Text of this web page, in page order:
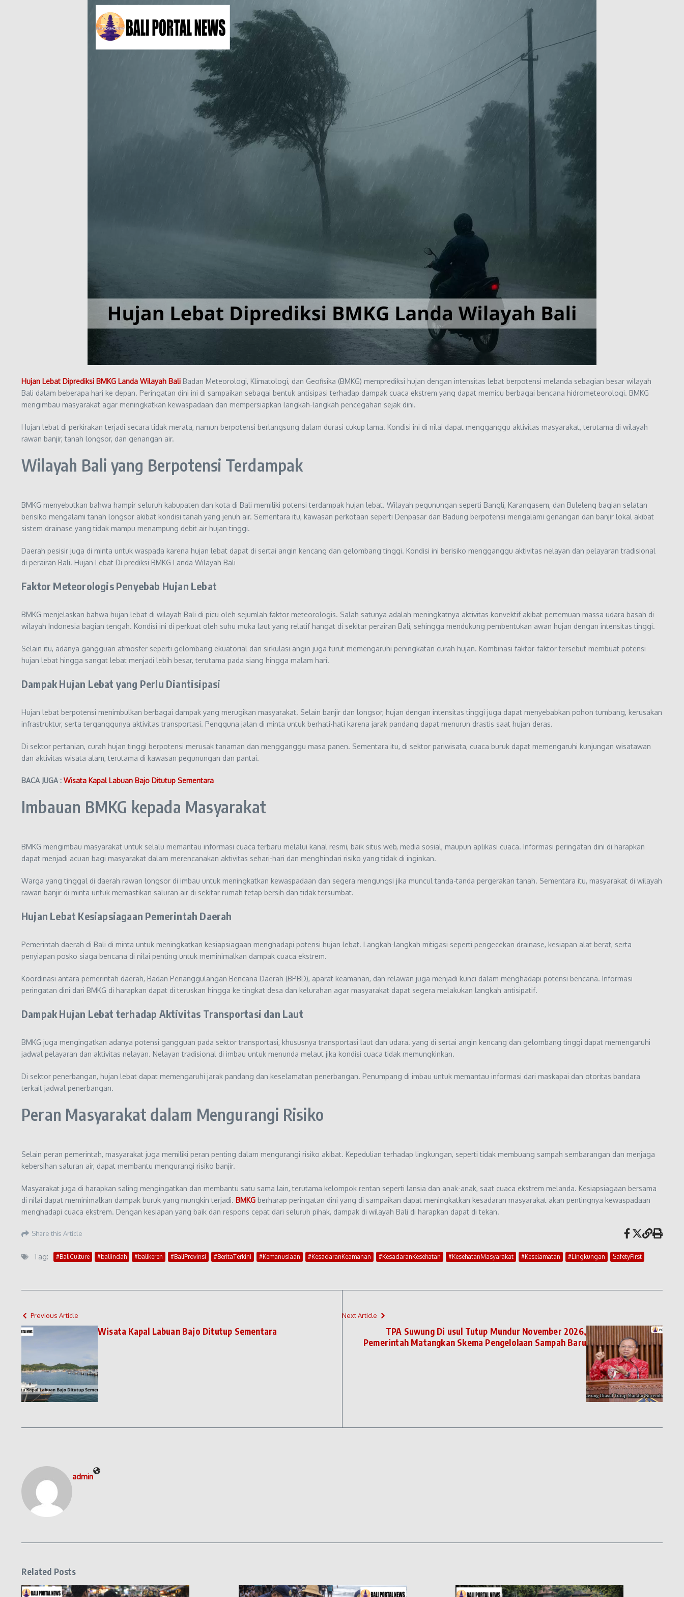
Hujan Lebat Diprediksi BMKG Landa Wilayah Bali Badan Meteorologi, Klimatologi, dan Geofisika (BMKG) memprediksi hujan dengan intensitas lebat berpotensi melanda sebagian besar wilayah
Bali dalam beberapa hari ke depan. Peringatan dini ini di sampaikan sebagai bentuk antisipasi terhadap dampak cuaca ekstrem yang dapat memicu berbagai bencana hidrometeorologi. BMKG
mengimbau masyarakat agar meningkatkan kewaspadaan dan mempersiapkan langkah-langkah pencegahan sejak dini.
Hujan lebat di perkirakan terjadi secara tidak merata, namun berpotensi berlangsung dalam durasi cukup lama. Kondisi ini di nilai dapat mengganggu aktivitas masyarakat, terutama di wilayah
rawan banjir, tanah longsor, dan genangan air.
Wilayah Bali yang Berpotensi Terdampak
BMKG menyebutkan bahwa hampir seluruh kabupaten dan kota di Bali memiliki potensi terdampak hujan lebat. Wilayah pegunungan seperti Bangli, Karangasem, dan Buleleng bagian selatan
berisiko mengalami tanah longsor akibat kondisi tanah yang jenuh air. Sementara itu, kawasan perkotaan seperti Denpasar dan Badung berpotensi mengalami genangan dan banjir lokal akibat
sistem drainase yang tidak mampu menampung debit air hujan tinggi.
Daerah pesisir juga di minta untuk waspada karena hujan lebat dapat di sertai angin kencang dan gelombang tinggi. Kondisi ini berisiko mengganggu aktivitas nelayan dan pelayaran tradisional
di perairan Bali. Hujan Lebat Di prediksi BMKG Landa Wilayah Bali
Faktor Meteorologis Penyebab Hujan Lebat
BMKG menjelaskan bahwa hujan lebat di wilayah Bali di picu oleh sejumlah faktor meteorologis. Salah satunya adalah meningkatnya aktivitas konvektif akibat pertemuan massa udara basah di
wilayah Indonesia bagian tengah. Kondisi ini di perkuat oleh suhu muka laut yang relatif hangat di sekitar perairan Bali, sehingga mendukung pembentukan awan hujan dengan intensitas tinggi.
Selain itu, adanya gangguan atmosfer seperti gelombang ekuatorial dan sirkulasi angin juga turut memengaruhi peningkatan curah hujan. Kombinasi faktor-faktor tersebut membuat potensi
hujan lebat hingga sangat lebat menjadi lebih besar, terutama pada siang hingga malam hari.
Dampak Hujan Lebat yang Perlu Diantisipasi
Hujan lebat berpotensi menimbulkan berbagai dampak yang merugikan masyarakat. Selain banjir dan longsor, hujan dengan intensitas tinggi juga dapat menyebabkan pohon tumbang, kerusakan
infrastruktur, serta terganggunya aktivitas transportasi. Pengguna jalan di minta untuk berhati-hati karena jarak pandang dapat menurun drastis saat hujan deras.
Di sektor pertanian, curah hujan tinggi berpotensi merusak tanaman dan mengganggu masa panen. Sementara itu, di sektor pariwisata, cuaca buruk dapat memengaruhi kunjungan wisatawan
dan aktivitas wisata alam, terutama di kawasan pegunungan dan pantai.
BACA JUGA : Wisata Kapal Labuan Bajo Ditutup Sementara
Imbauan BMKG kepada Masyarakat
BMKG mengimbau masyarakat untuk selalu memantau informasi cuaca terbaru melalui kanal resmi, baik situs web, media sosial, maupun aplikasi cuaca. Informasi peringatan dini di harapkan
dapat menjadi acuan bagi masyarakat dalam merencanakan aktivitas sehari-hari dan menghindari risiko yang tidak di inginkan.
Warga yang tinggal di daerah rawan longsor di imbau untuk meningkatkan kewaspadaan dan segera mengungsi jika muncul tanda-tanda pergerakan tanah. Sementara itu, masyarakat di wilayah
rawan banjir di minta untuk memastikan saluran air di sekitar rumah tetap bersih dan tidak tersumbat.
Hujan Lebat Kesiapsiagaan Pemerintah Daerah
Pemerintah daerah di Bali di minta untuk meningkatkan kesiapsiagaan menghadapi potensi hujan lebat. Langkah-langkah mitigasi seperti pengecekan drainase, kesiapan alat berat, serta
penyiapan posko siaga bencana di nilai penting untuk meminimalkan dampak cuaca ekstrem.
Koordinasi antara pemerintah daerah, Badan Penanggulangan Bencana Daerah (BPBD), aparat keamanan, dan relawan juga menjadi kunci dalam menghadapi potensi bencana. Informasi
peringatan dini dari BMKG di harapkan dapat di teruskan hingga ke tingkat desa dan kelurahan agar masyarakat dapat segera melakukan langkah antisipatif.
Dampak Hujan Lebat terhadap Aktivitas Transportasi dan Laut
BMKG juga mengingatkan adanya potensi gangguan pada sektor transportasi, khususnya transportasi laut dan udara. yang di sertai angin kencang dan gelombang tinggi dapat memengaruhi
jadwal pelayaran dan aktivitas nelayan. Nelayan tradisional di imbau untuk menunda melaut jika kondisi cuaca tidak memungkinkan.
Di sektor penerbangan, hujan lebat dapat memengaruhi jarak pandang dan keselamatan penerbangan. Penumpang di imbau untuk memantau informasi dari maskapai dan otoritas bandara
terkait jadwal penerbangan.
Peran Masyarakat dalam Mengurangi Risiko
Selain peran pemerintah, masyarakat juga memiliki peran penting dalam mengurangi risiko akibat. Kepedulian terhadap lingkungan, seperti tidak membuang sampah sembarangan dan menjaga
kebersihan saluran air, dapat membantu mengurangi risiko banjir.
Masyarakat juga di harapkan saling mengingatkan dan membantu satu sama lain, terutama kelompok rentan seperti lansia dan anak-anak, saat cuaca ekstrem melanda. Kesiapsiagaan bersama
di nilai dapat meminimalkan dampak buruk yang mungkin terjadi. BMKG berharap peringatan dini yang di sampaikan dapat meningkatkan kesadaran masyarakat akan pentingnya kewaspadaan
menghadapi cuaca ekstrem. Dengan kesiapan yang baik dan respons cepat dari seluruh pihak, dampak di wilayah Bali di harapkan dapat di tekan.
Share this Article
Tag: #BaliCulture #baliindah #balikeren #BaliProvinsi #BeritaTerkini #Kemanusiaan #KesadaranKeamanan #KesadaranKesehatan #KesehatanMasyarakat #Keselamatan #Lingkungan SafetyFirst
Previous Article
Wisata Kapal Labuan Bajo Ditutup Sementara
Next Article
TPA Suwung Di usul Tutup Mundur November 2026,
Pemerintah Matangkan Skema Pengelolaan Sampah Baru
admin
Related Posts